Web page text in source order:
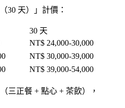
30 天） 」計價：
30 天
NT$ 24,000-30,000
NT$ 30,000-39,000
NT$ 39,000-54,000
（三正餐 + 點心 + 茶飲），